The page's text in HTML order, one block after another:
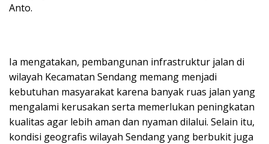
Anto.
Ia mengatakan, pembangunan infrastruktur jalan di
wilayah Kecamatan Sendang memang menjadi
kebutuhan masyarakat karena banyak ruas jalan yang
mengalami kerusakan serta memerlukan peningkatan
kualitas agar lebih aman dan nyaman dilalui. Selain itu,
kondisi geografis wilayah Sendang yang berbukit juga